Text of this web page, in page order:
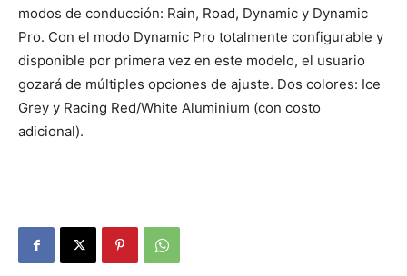
modos de conducción: Rain, Road, Dynamic y Dynamic
Pro. Con el modo Dynamic Pro totalmente configurable y
disponible por primera vez en este modelo, el usuario
gozará de múltiples opciones de ajuste. Dos colores: Ice
Grey y Racing Red/White Aluminium (con costo
adicional).